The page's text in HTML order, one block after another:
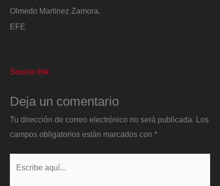
Olmedo Martínez Zamora.
EFE
Source link
Deja un comentario
Tu dirección de correo electrónico no será publicada. Los
campos obligatorios están marcados con *